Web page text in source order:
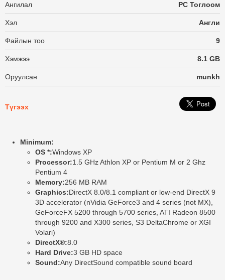
Ангилал PC Тоглоом
Хэл Англи
Файлын тоо 9
Хэмжээ 8.1 GB
Оруулсан munkh
Түгээх
Minimum:
OS *:Windows XP
Processor:1.5 GHz Athlon XP or Pentium M or 2 Ghz
Pentium 4
Memory:256 MB RAM
Graphics:DirectX 8.0/8.1 compliant or low-end DirectX 9
3D accelerator (nVidia GeForce3 and 4 series (not MX),
GeForceFX 5200 through 5700 series, ATI Radeon 8500
through 9200 and X300 series, S3 DeltaChrome or XGI
Volari)
DirectX®:8.0
Hard Drive:3 GB HD space
Sound:Any DirectSound compatible sound board